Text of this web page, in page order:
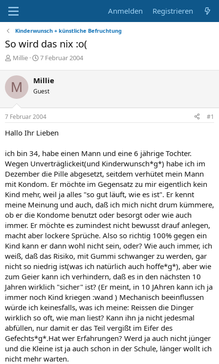
Anmelden Registrieren
Kinderwunsch + künstliche Befruchtung
So wird das nix :o(
E
s
t
e
l
l
e
Millie
E
t
e
l
t
m
7 Februar 2004
M Millie
Guest
7 Februar 2004 #1
Hallo Ihr Lieben
ich bin 34, habe einen Mann und eine 6 jährige Tochter.
Wegen Unverträglickeit(und Kinderwunsch*g*) habe ich im
Dezember die Pille abgesetzt, seitdem verhütet mein Mann
mit Kondom. Er möchte im Gegensatz zu mir eigentlich kein
Kind mehr, weil ja alles "so gut läuft, wie es ist". Er kennt
meine Meinung und auch, daß ich mich nicht drum kümmere,
ob er die Kondome benutzt oder besorgt oder wie auch
immer. Er möchte es zumindest nicht bewusst drauf anlegen,
macht aber lockere Sprüche. Also so richtig 100% gegen ein
Kind kann er dann wohl nicht sein, oder? Wie auch immer, ich
weiß, daß das Risiko, mit Gummi schwanger zu werden, gar
nicht so niedrig ist(was ich natürlich auch hoffe*g*), aber wie
zum Geier kann ich verhindern, daß es in den nächsten 10
Jahren wirklich "sicher" ist? (Er meint, in 10 JAhren kann ich ja
immer noch Kind kriegen :wand ) Mechanisch beeinflussen
würde ich keinesfalls, was ich meine: Reissen die Dinger
wirklich so oft, wie man liest? Kann ihn ja nicht jedesmal
abfüllen, nur damit er das Teil vergißt im Eifer des
Gefechts*g*.Hat wer Erfahrungen? Werd ja auch nicht jünger
und die Kleine ist ja auch schon in der Schule, länger wollt ich
nicht mehr warten.